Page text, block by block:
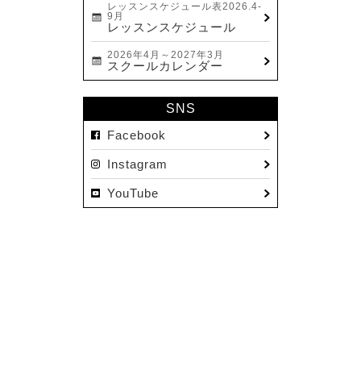
レッスンスケジュール表2026.4-
9月
レッスンスケジュール
2026年4月～2027年3月
スクールカレンダー
SNS
Facebook
Instagram
YouTube